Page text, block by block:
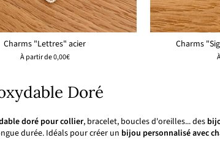
Charms "Lettres" acier
À partir de0,00€
Charms
Doré
dorépour collier, bracelet, boucles d'oreilles... des
durée. Idéals pour créer un bijou personnalisé avec